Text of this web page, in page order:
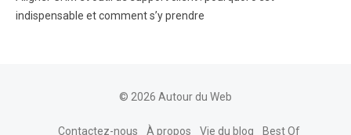
indispensable et comment s’y prendre
© 2026 Autour du Web
Contactez-nous À propos Vie du blog Best Of